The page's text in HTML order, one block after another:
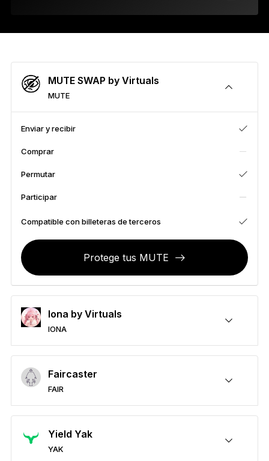
Ver todas
Billeteras de hardware
Paquetes y packs
Accesorios
Soluciones de Recuperación
Ediciones limitadas
Ver todos los productos
Comparar signers Ledger
MUTE SWAP by Virtuals
MUTE
Enviar y recibir
Comprar
Permutar
Participar
Compatible con billeteras de terceros
Protege tus MUTE
Iona by Virtuals
IONA
Enviar y recibir
Comprar
Permutar
Participar
Compatible con billeteras de terceros
Protege tus IONA
Faircaster
FAIR
Enviar y recibir
Comprar
Permutar
Participar
Compatible con billeteras de terceros
Protege tus FAIR
Yield Yak
YAK